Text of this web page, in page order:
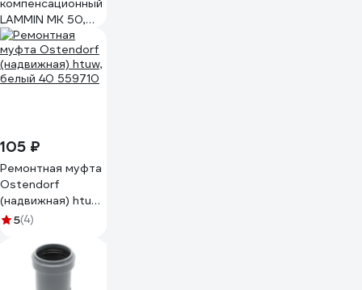
компенсационный
LAMMIN МК 50,
100/1
Lm39050000050
105 ₽
Ремонтная муфта
Ostendorf
(надвижная) htuw,
белый 40 559710
5(4)